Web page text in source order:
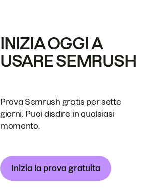
INIZIA OGGI A
USARE SEMRUSH
Prova Semrush gratis per sette
giorni. Puoi disdire in qualsiasi
momento.
Inizia la prova gratuita